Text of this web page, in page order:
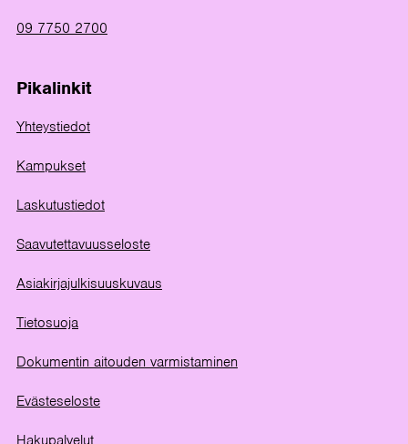
09 7750 2700
Pikalinkit
Yhteystiedot
Kampukset
Laskutustiedot
Saavutettavuusseloste
Asiakirjajulkisuuskuvaus
Tietosuoja
Dokumentin aitouden varmistaminen
Evästeseloste